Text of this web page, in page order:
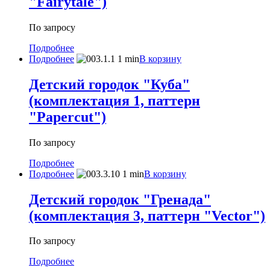
По запросу
Подробнее
Подробнее
В корзину
Детский городок "Куба"
(комплектация 1, паттерн
"Papercut")
По запросу
Подробнее
Подробнее
В корзину
Детский городок "Гренада"
(комплектация 3, паттерн "Vector")
По запросу
Подробнее